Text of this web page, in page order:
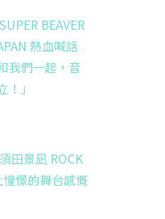
BEAVER
熱血喊話
我們一起，音
」
田景凪 ROCK
憧憬的舞台感慨